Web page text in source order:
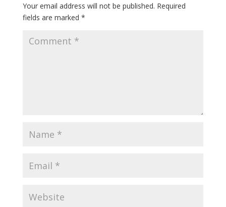
Your email address will not be published. Required
fields are marked *